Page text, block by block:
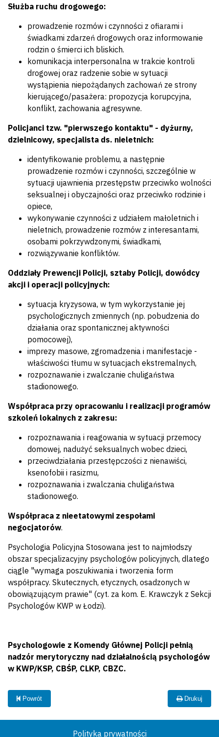
Służba ruchu drogowego:
prowadzenie rozmów i czynności z ofiarami i
świadkami zdarzeń drogowych oraz informowanie
rodzin o śmierci ich bliskich.
komunikacja interpersonalna w trakcie kontroli
drogowej oraz radzenie sobie w sytuacji
wystąpienia niepożądanych zachowań ze strony
kierującego/pasażera: propozycja korupcyjna,
konflikt, zachowania agresywne.
Policjanci tzw. "pierwszego kontaktu" - dyżurny,
dzielnicowy, specjalista ds. nieletnich:
identyfikowanie problemu, a następnie
prowadzenie rozmów i czynności, szczególnie w
sytuacji ujawnienia przestępstw przeciwko wolności
seksualnej i obyczajności oraz przeciwko rodzinie i
opiece,
wykonywanie czynności z udziałem małoletnich i
nieletnich, prowadzenie rozmów z interesantami,
osobami pokrzywdzonymi, świadkami,
rozwiązywanie konfliktów.
Oddziały Prewencji Policji, sztaby Policji, dowódcy
akcji i operacji policyjnych:
sytuacja kryzysowa, w tym wykorzystanie jej
psychologicznych zmiennych (np. pobudzenia do
działania oraz spontanicznej aktywności
pomocowej),
imprezy masowe, zgromadzenia i manifestacje -
właściwości tłumu w sytuacjach ekstremalnych,
rozpoznawanie i zwalczanie chuligaństwa
stadionowego.
Współpraca przy opracowaniu i realizacji programów
szkoleń lokalnych z zakresu:
rozpoznawania i reagowania w sytuacji przemocy
domowej, nadużyć seksualnych wobec dzieci,
przeciwdziałania przestępczości z nienawiści,
ksenofobii i rasizmu,
rozpoznawania i zwalczania chuligaństwa
stadionowego.
Współpraca z nieetatowymi zespołami
negocjatorów.
Psychologia Policyjna Stosowana jest to najmłodszy
obszar specjalizacyjny psychologów policyjnych, dlatego
ciągle "wymaga poszukiwania i tworzenia form
współpracy. Skutecznych, etycznych, osadzonych w
obowiązującym prawie" (cyt. za kom. E. Krawczyk z Sekcji
Psychologów KWP w Łodzi).
Psychologowie z Komendy Głównej Policji pełnią
nadzór merytoryczny nad działalnością psychologów
w KWP/KSP, CBŚP, CLKP, CBZC.
Powrót Drukuj
Polityka prywatności